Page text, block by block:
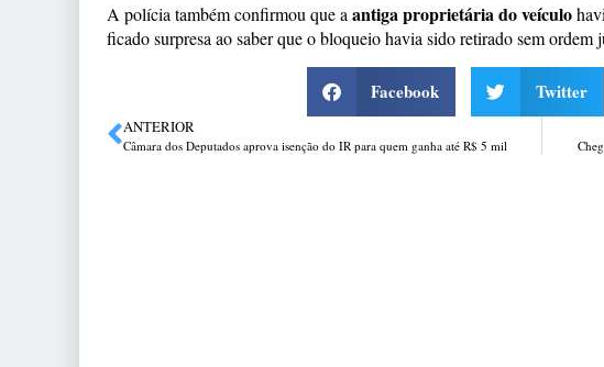
A polícia também confirmou que aantiga proprietária do veículo
ficado surpresa ao saber que o bloqueio havia sido retirado sem ordem
Facebook Twitter
ANTERIOR
Câmara dos Deputados aprova isenção do IR para quem ganha até R$ 5 mil